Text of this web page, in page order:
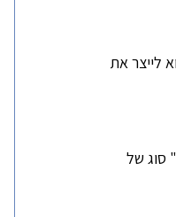
לייצר את
סוג של